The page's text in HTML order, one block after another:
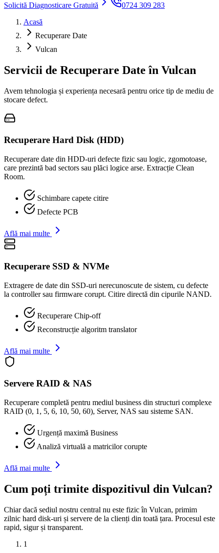
Solicită Diagnosticare Gratuită
0724 309 283
Acasă
Recuperare Date
Vulcan
Servicii de Recuperare Date în Vulcan
Avem tehnologia și experiența necesară pentru orice tip de mediu de
stocare defect.
Recuperare Hard Disk (HDD)
Recuperare date din HDD-uri defecte fizic sau logic, zgomotoase,
care prezintă bad sectors sau plăci logice arse. Extracție Clean
Room.
Schimbare capete citire
Defecte PCB
Află mai multe
Recuperare SSD & NVMe
Extragere de date din SSD-uri nerecunoscute de sistem, cu defecte
la controller sau firmware corupt. Citire directă din cipurile NAND.
Recuperare Chip-off
Reconstrucție algoritm translator
Află mai multe
Servere RAID & NAS
Recuperare completă pentru mediul business din structuri complexe
RAID (0, 1, 5, 6, 10, 50, 60), Server, NAS sau sisteme SAN.
Urgență maximă Business
Analiză virtuală a matricilor corupte
Află mai multe
Cum poți trimite dispozitivul din Vulcan?
Chiar dacă sediul nostru central nu este fizic în Vulcan, primim
zilnic hard disk-uri și servere de la clienți din toată țara. Procesul este
rapid, sigur și transparent.
1